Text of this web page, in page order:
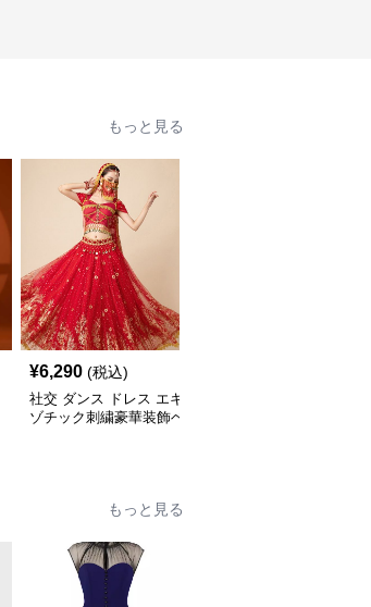
もっと見る
¥6,290 (税込)
社交 ダンス ドレス エキ
ゾチック刺繍豪華装飾ベ
もっと見る